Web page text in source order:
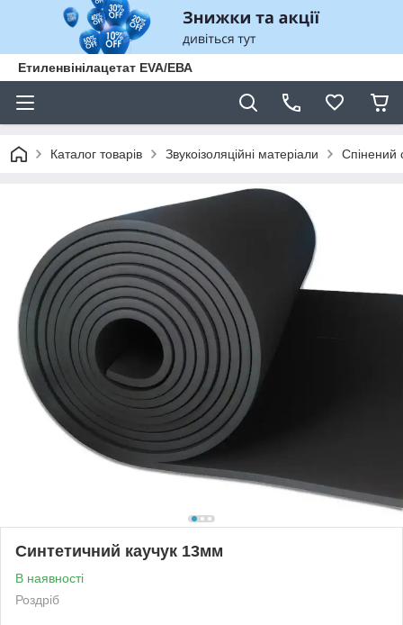
Етиленвінілацетат EVA/ЕВА
Каталог товарів Звукоізоляційні матеріали Спінений
Синтетичний каучук 13мм
В наявності
Роздріб